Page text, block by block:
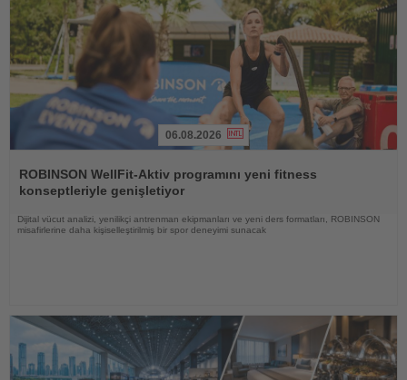
Oku
06.08.2026
ROBINSON WellFit-Aktiv programını yeni fitness
konseptleriyle genişletiyor
Dijital vücut analizi, yenilikçi antrenman ekipmanları ve yeni ders formatları, ROBINSON
misafirlerine daha kişiselleştirilmiş bir spor deneyimi sunacak